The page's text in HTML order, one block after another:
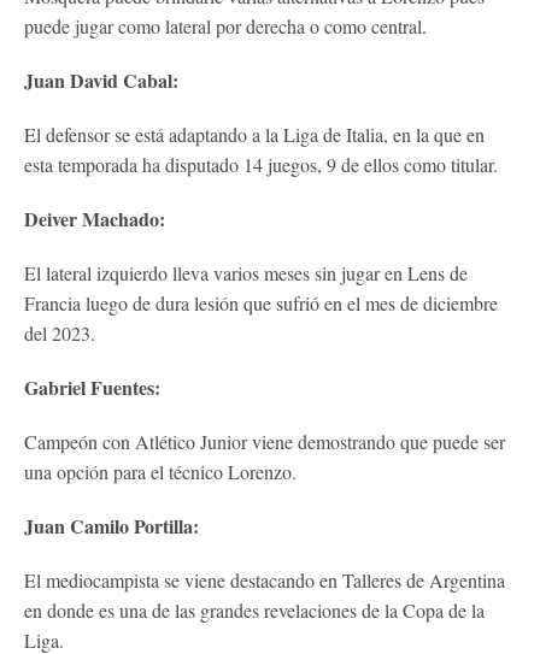
puede jugar como lateral por derecha o como central.
Juan David Cabal:
El defensor se está adaptando a la Liga de Italia, en la que en
esta temporada ha disputado 14 juegos, 9 de ellos como titular.
Deiver Machado:
El lateral izquierdo lleva varios meses sin jugar en Lens de
Francia luego de dura lesión que sufrió en el mes de diciembre
del 2023.
Gabriel Fuentes:
Campeón con Atlético Junior viene demostrando que puede ser
una opción para el técnico Lorenzo.
Juan Camilo Portilla:
El mediocampista se viene destacando en Talleres de Argentina
en donde es una de las grandes revelaciones de la Copa de la
Liga.